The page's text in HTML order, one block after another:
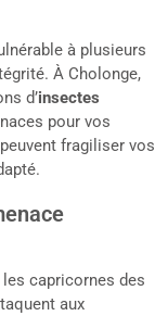
à plusieurs
À Cholonge,
d’insectes
pour vos
fragiliser vos
capricornes des
aux